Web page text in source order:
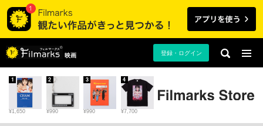
映画 登録・ログイン
¥1,650
1
¥990
2
¥990
3
¥7,700
4